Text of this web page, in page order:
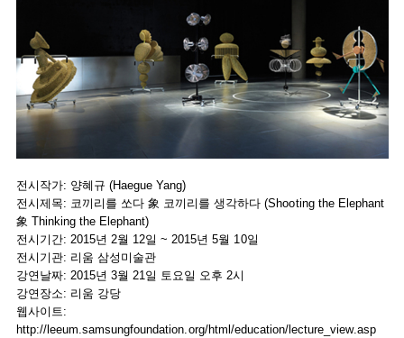
전시작가: 양혜규 (Haegue Yang)
전시제목: 코끼리를 쏘다 象 코끼리를 생각하다 (Shooting the Elephant
象 Thinking the Elephant)
전시기간: 2015년 2월 12일 ~ 2015년 5월 10일
전시기관: 리움 삼성미술관
강연날짜: 2015년 3월 21일 토요일 오후 2시
강연장소: 리움 강당
웹사이트:
http://leeum.samsungfoundation.org/html/education/lecture_view.asp